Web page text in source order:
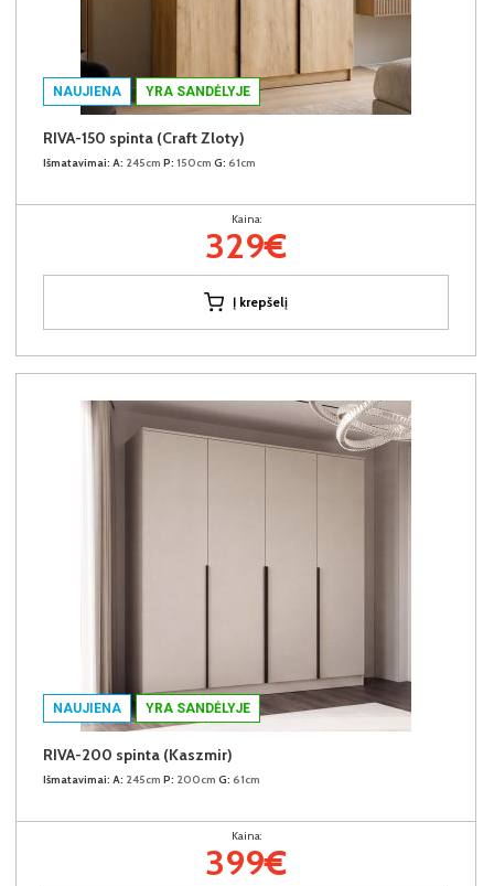
NAUJIENA YRA SANDĖLYJE
RIVA-150 spinta (Craft Zloty)
Išmatavimai: A: 245cm P: 150cm G: 61cm
Kaina:
329€
Į krepšelį
NAUJIENA YRA SANDĖLYJE
RIVA-200 spinta (Kaszmir)
Išmatavimai: A: 245cm P: 200cm G: 61cm
Kaina:
399€